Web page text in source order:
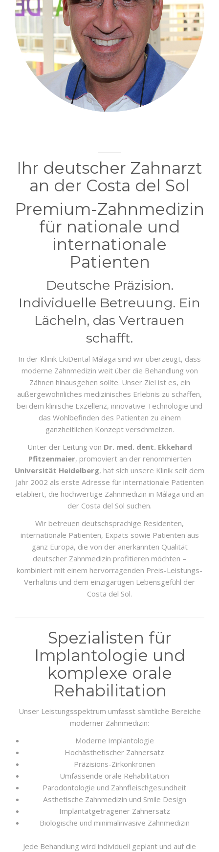
Ihr deutscher Zahnarzt
an der Costa del Sol
Premium-Zahnmedizin
für nationale und
internationale
Patienten
Deutsche Präzision.
Individuelle Betreuung. Ein
Lächeln, das Vertrauen
schafft.
In der Klinik EkiDental Málaga sind wir überzeugt, dass
moderne Zahnmedizin weit über die Behandlung von
Zähnen hinausgehen sollte. Unser Ziel ist es, ein
außergewöhnliches medizinisches Erlebnis zu schaffen,
bei dem klinische Exzellenz, innovative Technologie und
das Wohlbefinden des Patienten zu einem
ganzheitlichen Konzept verschmelzen.
Unter der Leitung von Dr. med. dent. Ekkehard
Pfitzenmaier, promoviert an der renommierten
Universität Heidelberg, hat sich unsere Klinik seit dem
Jahr 2002 als erste Adresse für internationale Patienten
etabliert, die hochwertige Zahnmedizin in Málaga und an
der Costa del Sol suchen.
Wir betreuen deutschsprachige Residenten,
internationale Patienten, Expats sowie Patienten aus
ganz Europa, die von der anerkannten Qualität
deutscher Zahnmedizin profitieren möchten –
kombiniert mit einem hervorragenden Preis-Leistungs-
Verhältnis und dem einzigartigen Lebensgefühl der
Costa del Sol.
Spezialisten für
Implantologie und
komplexe orale
Rehabilitation
Unser Leistungsspektrum umfasst sämtliche Bereiche
moderner Zahnmedizin:
Moderne Implantologie
Hochästhetischer Zahnersatz
Präzisions-Zirkonkronen
Umfassende orale Rehabilitation
Parodontologie und Zahnfleischgesundheit
Ästhetische Zahnmedizin und Smile Design
Implantatgetragener Zahnersatz
Biologische und minimalinvasive Zahnmedizin
Jede Behandlung wird individuell geplant und auf die